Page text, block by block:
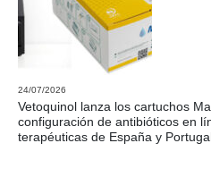
24/07/2026
Vetoquinol lanza los cartuchos
configuración de antibióticos en
terapéuticas de España y